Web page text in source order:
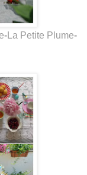
- La Petite Plume-